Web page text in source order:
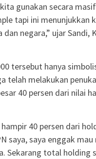
gunakan secara
tapi ini menunjukkan
negara,” ujar Sandi,
tersebut hanya
telah melakukan
40 persen dari nilai
40 persen dari
saya, saya enggak mau
Sekarang total holding